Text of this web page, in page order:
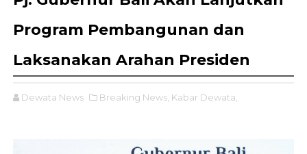
Program Pembangunan dan
Laksanakan Arahan Presiden
Dewata News Breaking News, Kabar Dewata,